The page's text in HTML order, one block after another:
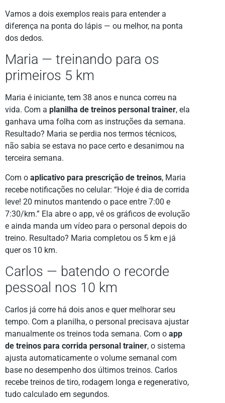
Vamos a dois exemplos reais para entender a
diferença na ponta do lápis — ou melhor, na ponta
dos dedos.
Maria — treinando para os
primeiros 5 km
Maria é iniciante, tem 38 anos e nunca correu na
vida. Com a planilha de treinos personal trainer, ela
ganhava uma folha com as instruções da semana.
Resultado? Maria se perdia nos termos técnicos,
não sabia se estava no pace certo e desanimou na
terceira semana.
Com o aplicativo para prescrição de treinos, Maria
recebe notificações no celular: “Hoje é dia de corrida
leve! 20 minutos mantendo o pace entre 7:00 e
7:30/km.” Ela abre o app, vê os gráficos de evolução
e ainda manda um vídeo para o personal depois do
treino. Resultado? Maria completou os 5 km e já
quer os 10 km.
Carlos — batendo o recorde
pessoal nos 10 km
Carlos já corre há dois anos e quer melhorar seu
tempo. Com a planilha, o personal precisava ajustar
manualmente os treinos toda semana. Com o app
de treinos para corrida personal trainer, o sistema
ajusta automaticamente o volume semanal com
base no desempenho dos últimos treinos. Carlos
recebe treinos de tiro, rodagem longa e regenerativo,
tudo calculado em segundos.